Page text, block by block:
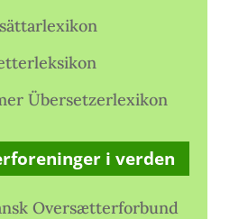
Übersetzerlexikon
i verden
Oversætterforbund